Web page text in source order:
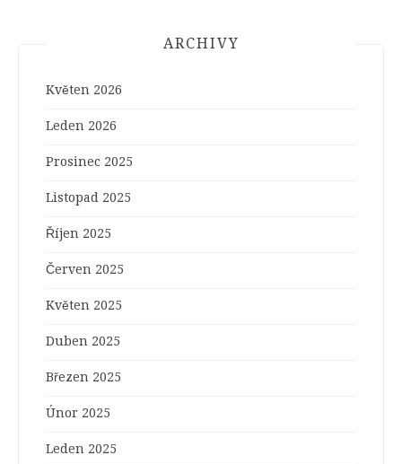
ARCHIVY
Květen 2026
Leden 2026
Prosinec 2025
Listopad 2025
Říjen 2025
Červen 2025
Květen 2025
Duben 2025
Březen 2025
Únor 2025
Leden 2025